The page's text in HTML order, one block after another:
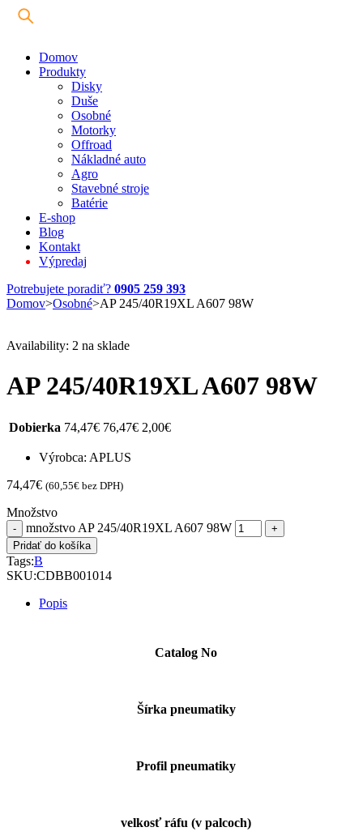
Domov
Produkty
Disky
Duše
Osobné
Motorky
Offroad
Nákladné auto
Agro
Stavebné stroje
Batérie
E-shop
Blog
Kontakt
Výpredaj
Potrebujete poradiť? 0905 259 393
Domov>Osobné>AP 245/40R19XL A607 98W
Availability: 2 na sklade
AP 245/40R19XL A607 98W
Dobierka 74,47€ 76,47€ 2,00€
Výrobca: APLUS
74,47€ (60,55€ bez DPH)
Množstvo
množstvo AP 245/40R19XL A607 98W
Pridať do košíka
Tags:B
SKU:CDBB001014
Popis
Catalog No
Šírka pneumatiky
Profil pneumatiky
velkosť ráfu (v palcoch)